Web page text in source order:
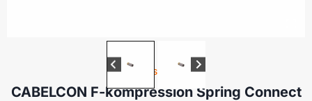
COMPRESSIONTYP
CABELCON F-kompression Spring Connect